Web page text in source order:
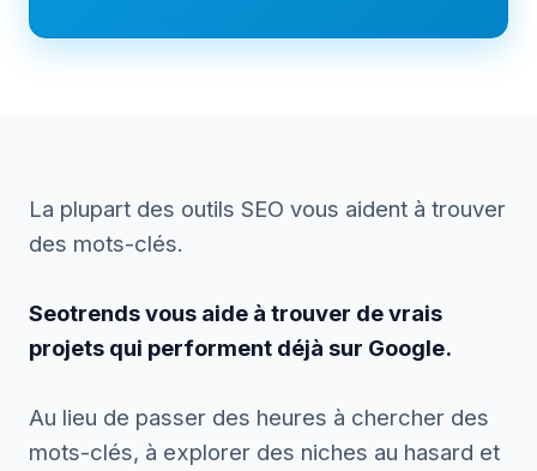
La plupart des outils SEO vous aident à trouver
des mots-clés.
Seotrends vous aide à trouver de vrais
projets qui performent déjà sur Google.
Au lieu de passer des heures à chercher des
mots-clés, à explorer des niches au hasard et